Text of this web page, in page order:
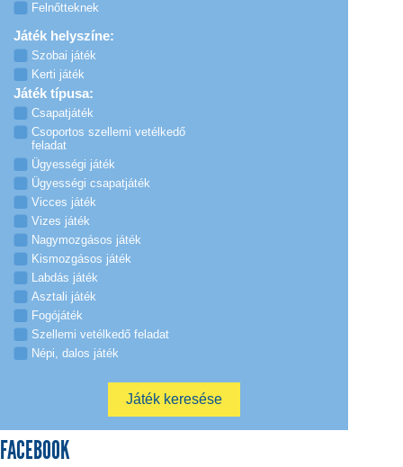
Felnőtteknek
Játék helyszíne:
Szobai játék
Kerti játék
Játék típusa:
Csapatjáték
Csoportos szellemi vetélkedő
feladat
Ügyességi játék
Ügyességi csapatjáték
Vicces játék
Vizes játék
Nagymozgásos játék
Kismozgásos játék
Labdás játék
Asztali játék
Fogójáték
Szellemi vetélkedő feladat
Népi, dalos játék
FACEBOOK